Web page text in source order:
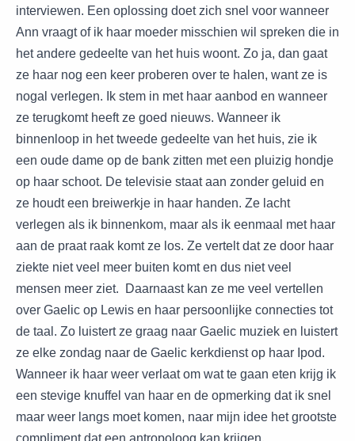
interviewen. Een oplossing doet zich snel voor wanneer
Ann vraagt of ik haar moeder misschien wil spreken die in
het andere gedeelte van het huis woont. Zo ja, dan gaat
ze haar nog een keer proberen over te halen, want ze is
nogal verlegen. Ik stem in met haar aanbod en wanneer
ze terugkomt heeft ze goed nieuws. Wanneer ik
binnenloop in het tweede gedeelte van het huis, zie ik
een oude dame op de bank zitten met een pluizig hondje
op haar schoot. De televisie staat aan zonder geluid en
ze houdt een breiwerkje in haar handen. Ze lacht
verlegen als ik binnenkom, maar als ik eenmaal met haar
aan de praat raak komt ze los. Ze vertelt dat ze door haar
ziekte niet veel meer buiten komt en dus niet veel
mensen meer ziet. Daarnaast kan ze me veel vertellen
over Gaelic op Lewis en haar persoonlijke connecties tot
de taal. Zo luistert ze graag naar Gaelic muziek en luistert
ze elke zondag naar de Gaelic kerkdienst op haar Ipod.
Wanneer ik haar weer verlaat om wat te gaan eten krijg ik
een stevige knuffel van haar en de opmerking dat ik snel
maar weer langs moet komen, naar mijn idee het grootste
compliment dat een antropoloog kan krijgen.